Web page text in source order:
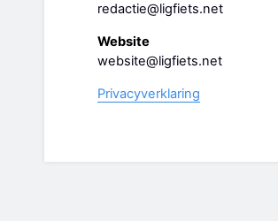
redactie@ligfiets.net
Website
website@ligfiets.net
Privacyverklaring